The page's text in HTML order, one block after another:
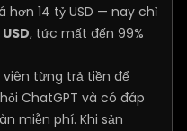
14 tỷ USD — nay chỉ
, tức mất đến 99%
từng trả tiền để
ChatGPT và có đáp
miễn phí. Khi sản